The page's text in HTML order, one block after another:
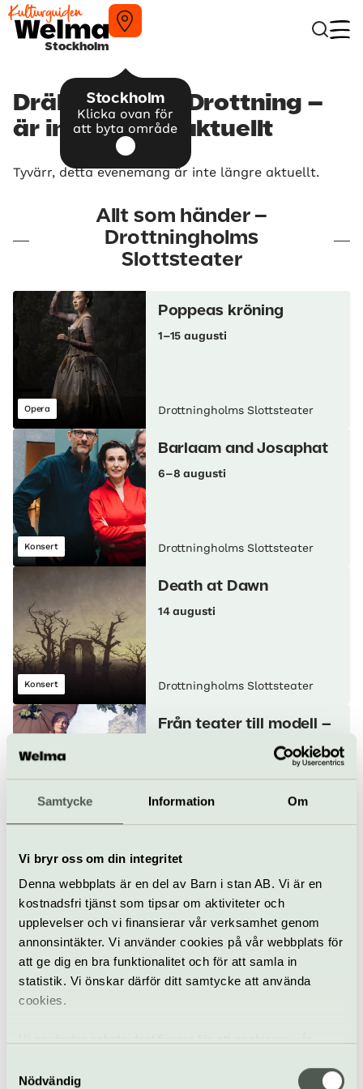
Samtycke Information Om
Vi bryr oss om din integritet
Denna webbplats är en del av Barn i stan AB. Vi är en
kostnadsfri tjänst som tipsar om aktiviteter och
upplevelser och vi finansierar vår verksamhet genom
annonsintäkter. Vi använder cookies på vår webbplats för
att ge dig en bra funktionalitet och för att samla in
statistik. Vi önskar därför ditt samtycke att använda
cookies.
samt tillhandahålla funktioner för sociala medier. Vi
Nödvändig
Stockholm
Stockholm
Klicka ovan för
att byta område
Dräkter för en Drottning –
är inte längre aktuellt
Tyvärr, detta evenemang är inte längre aktuellt.
Allt som händer –
Drottningholms
Slottsteater
Opera
Poppeas kröning
1–15 augusti
Drottningholms Slottsteater
Konsert
Barlaam and Josaphat
6–8 augusti
Drottningholms Slottsteater
Konsert
Death at Dawn
14 augusti
Drottningholms Slottsteater
Visning
Från teater till modell –
18 augusti
Drottningholms Slottsteater
Klassiskt
San Giovanni Battista
22–23 augusti
Drottningholms Slottsteater